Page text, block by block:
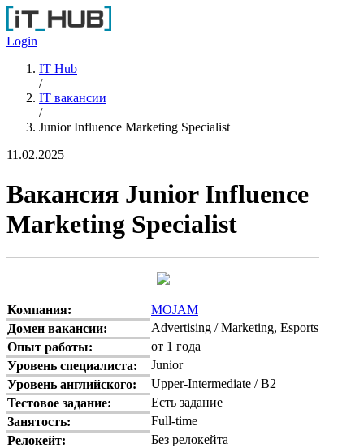
Перейти к основному содержанию
Login
IT Hub
/
IT вакансии
/
Junior Influence Marketing Specialist
11.02.2025
Вакансия Junior Influence
Marketing Specialist
Компания:
MOJAM
Домен вакансии:
Advertising / Marketing, Esports
Опыт работы:
от 1 года
Уровень специалиста:
Junior
Уровень английского:
Upper-Intermediate / B2
Тестовое задание:
Есть задание
Занятость:
Full-time
Релокейт:
Без релокейта